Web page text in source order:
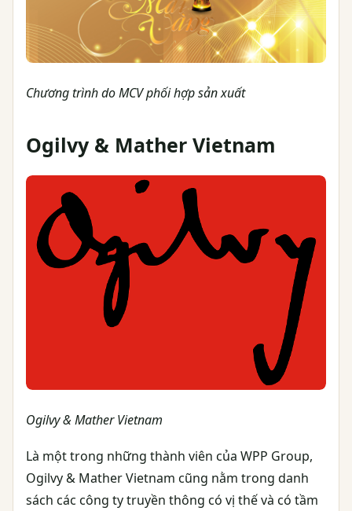
Chương trình do MCV phối hợp sản xuất
Ogilvy & Mather Vietnam
Ogilvy & Mather Vietnam
Là một trong những thành viên của WPP Group,
Ogilvy & Mather Vietnam cũng nằm trong danh
sách các công ty truyền thông có vị thế và có tầm